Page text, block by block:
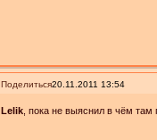
Поделиться20.11.2011 13:54
Lelik , пока не выяснил в чём